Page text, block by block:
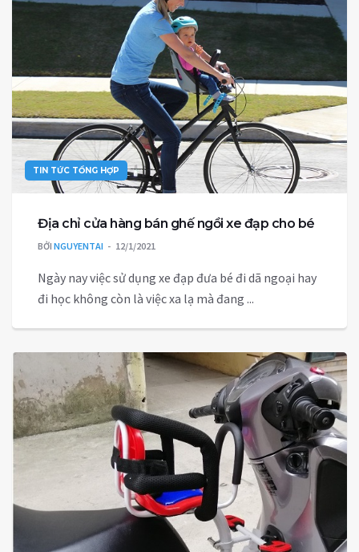
TIN TỨC TỔNG HỢP
Địa chỉ cửa hàng bán ghế ngồi xe đạp cho bé
BỞI NGUYENTAI 12/1/2021
Ngày nay việc sử dụng xe đạp đưa bé đi dã ngoại hay
đi học không còn là việc xa lạ mà đang ...